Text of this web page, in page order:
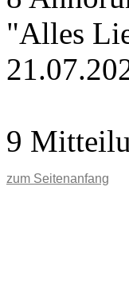
"Alles
9
zum Seitenanfang